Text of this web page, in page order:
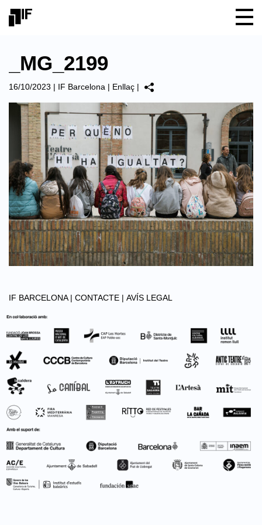
_MG_2199
16/10/2023 | IF Barcelona | Enllaç |
IF BARCELONA | CONTACTE | AVÍS LEGAL